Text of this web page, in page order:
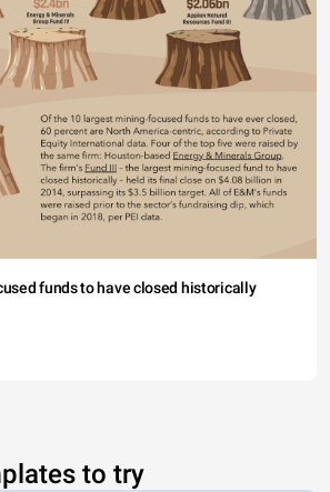
funds to have closed historically
to try